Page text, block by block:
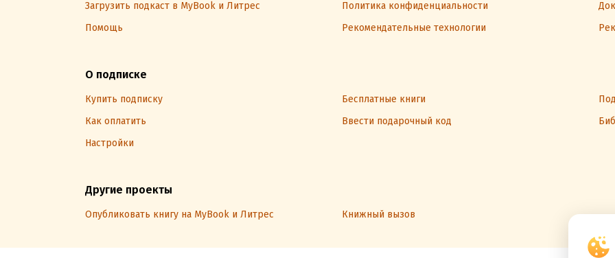
Загрузить подкаст в MyBook и Литрес
Политика конфиденциальности
Помощь
Рекомендательные технологии
О подписке
Купить подписку Бесплатные книги
Как оплатить
Ввести подарочный код
Настройки
Другие проекты
Опубликовать книгу на MyBook и Литрес Книжный вызов